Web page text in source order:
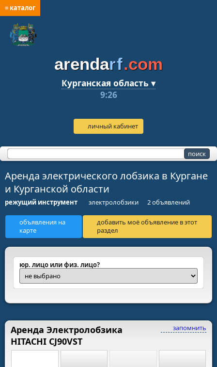
≡ каталог
arendarf.com
Курганская область ▾
9:26
личный кабинет
Аренда электрического лобзика в Кургане
и Курганской области
режущий инструмент электролобзики 2 объявлений
объявления на
карте
добавить моё объявление в этот
раздел
юр. лицо или физ. лицо?
запомнить
Аренда Электролобзика
HITACHI CJ90VST